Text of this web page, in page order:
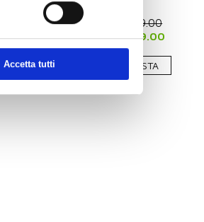
Accetta tutti
€ 6099.00
€ 4879.00
ACQUISTA